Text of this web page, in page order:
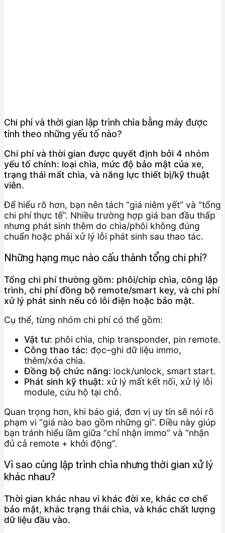
Chi phí và thời gian lập trình chìa bằng máy được
tính theo những yếu tố nào?
Chi phí và thời gian được quyết định bởi 4 nhóm
yếu tố chính: loại chìa, mức độ bảo mật của xe,
trạng thái mất chìa, và năng lực thiết bị/kỹ thuật
viên.
Để hiểu rõ hơn, bạn nên tách “giá niêm yết” và “tổng
chi phí thực tế”. Nhiều trường hợp giá ban đầu thấp
nhưng phát sinh thêm do chìa/phôi không đúng
chuẩn hoặc phải xử lý lỗi phát sinh sau thao tác.
Những hạng mục nào cấu thành tổng chi phí?
Tổng chi phí thường gồm: phôi/chip chìa, công lập
trình, chi phí đồng bộ remote/smart key, và chi phí
xử lý phát sinh nếu có lỗi điện hoặc bảo mật.
Cụ thể, từng nhóm chi phí có thể gồm:
Vật tư: phôi chìa, chip transponder, pin remote.
Công thao tác: đọc–ghi dữ liệu immo,
thêm/xóa chìa.
Đồng bộ chức năng: lock/unlock, smart start.
Phát sinh kỹ thuật: xử lý mất kết nối, xử lý lỗi
module, cứu hộ tại chỗ.
Quan trọng hơn, khi báo giá, đơn vị uy tín sẽ nói rõ
phạm vi “giá nào bao gồm những gì”. Điều này giúp
bạn tránh hiểu lầm giữa “chỉ nhận immo” và “nhận
đủ cả remote + khởi động”.
Vì sao cùng lập trình chìa nhưng thời gian xử lý
khác nhau?
Thời gian khác nhau vì khác đời xe, khác cơ chế
bảo mật, khác trạng thái chìa, và khác chất lượng
dữ liệu đầu vào.